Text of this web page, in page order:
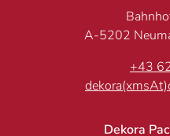
A-5202
+43
Dekora